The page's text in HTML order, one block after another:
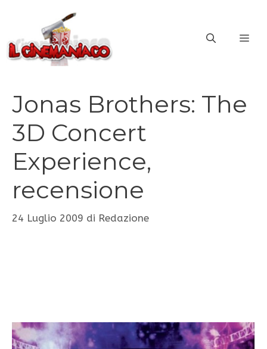
contenuto
Jonas Brothers: The
3D Concert
Experience,
recensione
24 Luglio 2009 di Redazione